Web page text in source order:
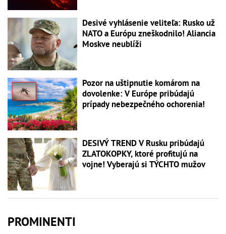
Desivé vyhlásenie veliteľa: Rusko už
NATO a Európu zneškodnilo! Aliancia
Moskve neublíži
Pozor na uštipnutie komárom na
dovolenke: V Európe pribúdajú
prípady nebezpečného ochorenia!
DESIVÝ TREND V Rusku pribúdajú
ZLATOKOPKY, ktoré profitujú na
vojne! Vyberajú si TÝCHTO mužov
PROMINENTI